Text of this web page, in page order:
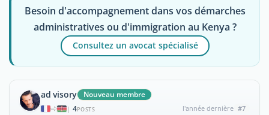
Besoin d'accompagnement dans vos démarches
administratives ou d'immigration au Kenya ?
Consultez un avocat spécialisé
ad visory Nouveau membre
| 4POSTS l'année dernière #7